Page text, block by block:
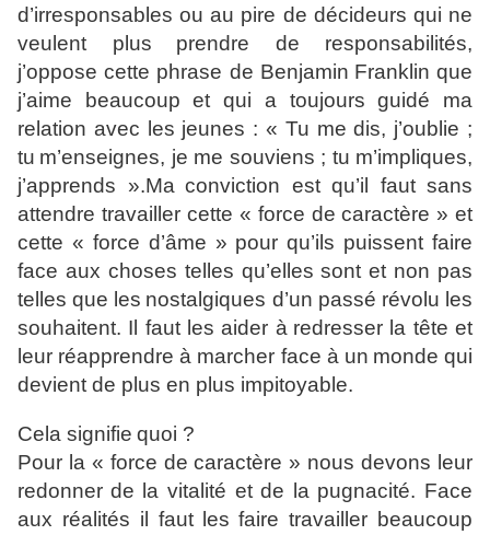
d’irresponsables ou au pire de décideurs qui ne
veulent plus
prendre de responsabilités,
j’oppose cette phrase de Benjamin Franklin que
j’aime beaucoup et qui a toujours guidé ma
relation avec les jeunes : « Tu me dis, j’oublie ;
tu m’enseignes, je me souviens ; tu m’impliques,
j’apprends ».Ma conviction est qu’il faut sans
attendre travailler cette « force de caractère » et
cette « force d’âme » pour qu’ils puissent faire
face aux choses telles qu’elles sont et non pas
telles que les nostalgiques d’un passé révolu les
souhaitent. Il faut les aider à redresser la tête et
leur réapprendre à marcher face à un monde qui
devient de plus en plus impitoyable.
Cela signifie quoi ?
Pour la « force de caractère » nous devons leur
redonner de la vitalité et de la pugnacité. Face
aux réalités il faut les faire travailler beaucoup